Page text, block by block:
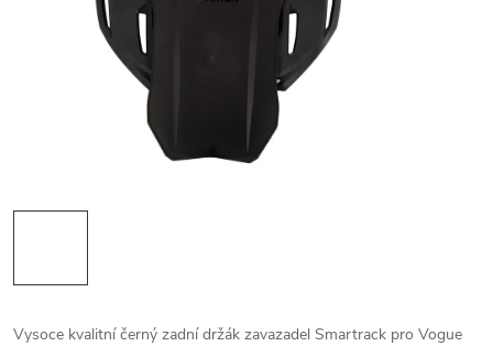
Vysoce kvalitní černý zadní držák zavazadel Smartrack pro Vogue